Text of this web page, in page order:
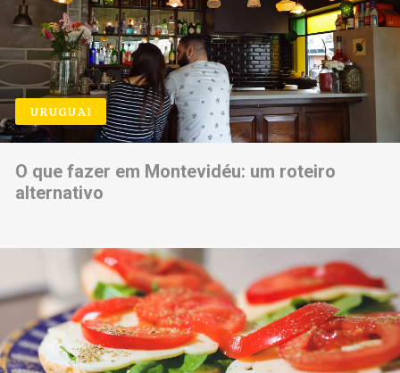
URUGUAI
O que fazer em Montevidéu: um roteiro
alternativo